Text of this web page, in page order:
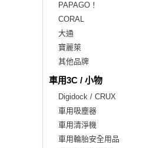
PAPAGO！
CORAL
大通
寶麗萊
其他品牌
車用3C / 小物
Digidock / CRUX
車用吸塵器
車用清淨機
車用輪胎安全用品